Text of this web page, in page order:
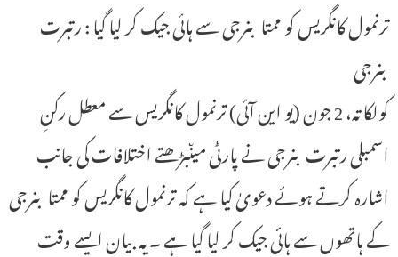
ترنمول کانگریس کو ممتا بنرجی سے ہائی جیک کر لیا گیا : رتبرت
بنرجی
کولکاتہ، 2 جون (یو این آئی) ترنمول کانگریس سے معطل رکنِ
اسمبلی رتبرت بنرجی نے پارٹی میںبڑھتے اختلافات کی جانب
اشارہ کرتے ہوئے دعویٰ کیا ہے کہ ترنمول کانگریس کو ممتا بنرجی
کے ہاتھوں سے ہائی جیک کر لیا گیا ہے ۔یہ بیان ایسے وقت